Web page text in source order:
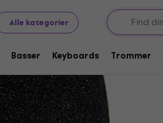
Alle kategorier
Basser Keyboards Trommer
Tilbehør til mikrofoner Forruder